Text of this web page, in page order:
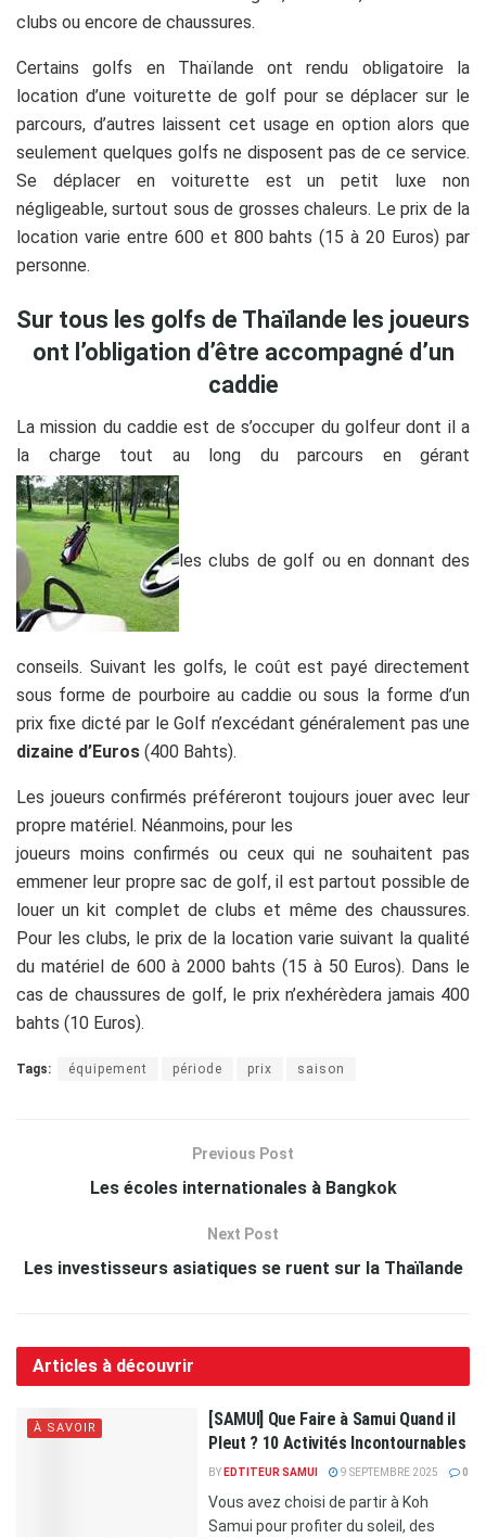
clubs ou encore de chaussures.
Certains golfs en Thaïlande ont rendu obligatoire la
location d’une voiturette de golf pour se déplacer sur le
parcours, d’autres laissent cet usage en option alors que
seulement quelques golfs ne disposent pas de ce service.
Se déplacer en voiturette est un petit luxe non
négligeable, surtout sous de grosses chaleurs. Le prix de la
location varie entre 600 et 800 bahts (15 à 20 Euros) par
personne.
Sur tous les golfs de Thaïlande les joueurs
ont l’obligation d’être accompagné d’un
caddie
La mission du caddie est de s’occuper du golfeur dont il a
la charge tout au long du parcours en gérant
les clubs de golf ou en donnant des
conseils. Suivant les golfs, le coût est payé directement
sous forme de pourboire au caddie ou sous la forme d’un
prix fixe dicté par le Golf n’excédant généralement pas une
dizaine d’Euros (400 Bahts).
Les joueurs confirmés préféreront toujours jouer avec leur
propre matériel. Néanmoins, pour les
joueurs moins confirmés ou ceux qui ne souhaitent pas
emmener leur propre sac de golf, il est partout possible de
louer un kit complet de clubs et même des chaussures.
Pour les clubs, le prix de la location varie suivant la qualité
du matériel de 600 à 2000 bahts (15 à 50 Euros). Dans le
cas de chaussures de golf, le prix n’exhérèdera jamais 400
bahts (10 Euros).
Tags: équipement période prix saison
Previous Post
Les écoles internationales à Bangkok
Next Post
Les investisseurs asiatiques se ruent sur la Thaïlande
Articles à découvrir
À SAVOIR
[SAMUI] Que Faire à Samui Quand il
Pleut ? 10 Activités Incontournables
BY EDTITEUR SAMUI 9 SEPTEMBRE 2025 0
Vous avez choisi de partir à Koh
Samui pour profiter du soleil, des